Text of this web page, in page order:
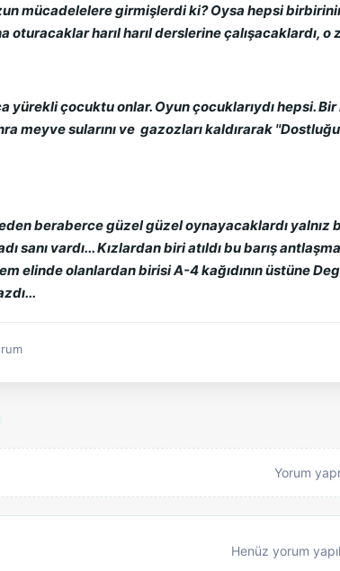
mücadelelere girmişlerdi ki? Oysa hepsi
oturacaklar harıl harıl derslerine
yürekli çocuktu onlar. Oyun çocuklarıydı hepsi.
meyve sularını ve gazozları kaldırarak
beraberce güzel güzel oynayacaklardı yalnız
sanı vardı... Kızlardan biri atıldı bu barış
elinde olanlardan birisi A-4 kağıdının üstüne
Yorum
Henüz yorum